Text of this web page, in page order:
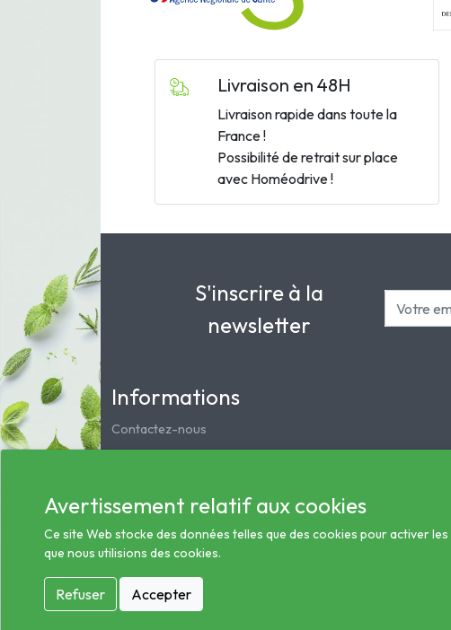
Livraison en 48H
Livraison rapide dans toute la
France !
Possibilité de retrait sur place
avec Homéodrive !
S'inscrire à la
newsletter
Informations
Contactez-nous
Mentions légales
Service clients
Les préparations magistrales et homéopathiques
Conditions générales des ventes
Informations sur le traitement des données de santé
Avertissement relatif aux cookies
Ce site Web stocke des données telles que des cookies pour activer
que nous utilisions des cookies.
Refuser Accepter